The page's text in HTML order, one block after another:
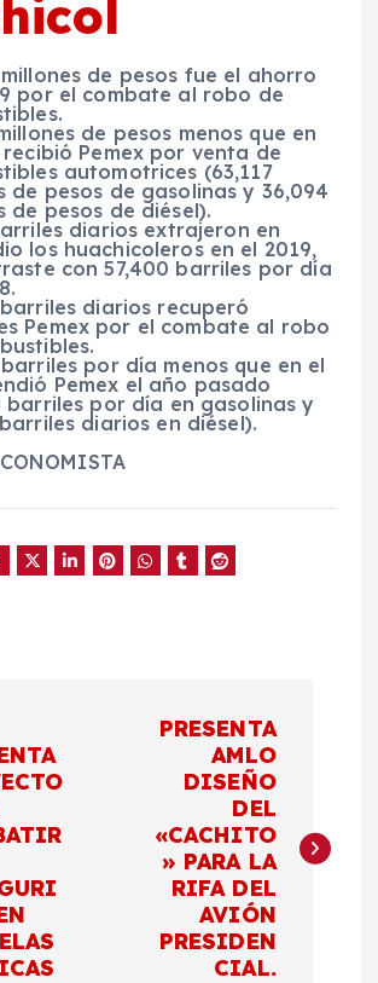
de pesos fue el ahorro
por el combate al robo de
de pesos menos que en
recibió Pemex por venta de
automotrices (63,117
de pesos de gasolinas y 36,094
de pesos de diésel).
diarios extrajeron en
los huachicoleros en el 2019,
con 57,400 barriles por día
diarios recuperó
Pemex por el combate al robo
por día menos que en el
Pemex el año pasado
barriles por día en gasolinas y
diarios en diésel).
PRESENTA
AMLO
DISEÑO
DEL
«CACHITO
» PARA LA
RIFA DEL
AVIÓN
PRESIDEN
CIAL.